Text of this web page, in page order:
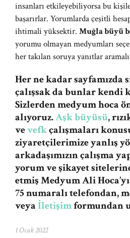
insanları etkileyebiliyorsa bu
başarırlar. Yorumlarda çeşitli
ihtimali yüksektir. Muğla büyü
yorumu olmayan medyumları
her takılan soruya yanıtlar
Her ne kadar sayfamızda
çalışsak da bunlar kendi
Sizlerden medyum hoca
alıyoruz.Aşk büyüsü,
vevefkçalışmaları
ziyaretçilerimize yanlış
arkadaşımızın çalışma
yorum ve şikayet
etmiş Medyum Ali
75 numaralı telefondan,
veyaİletişimformundan
1 Ocak 2022